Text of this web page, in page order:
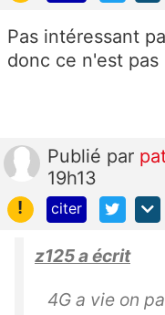
Pas intéressant
donc ce n'est
Publié par
19h13
!
citer
z125 a écrit
4G a vie on